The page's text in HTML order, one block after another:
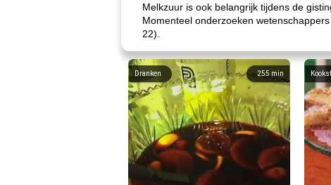
Melkzuur is ook belangrijk tijdens de
Momenteel onderzoeken
22).
255 min
Dranken